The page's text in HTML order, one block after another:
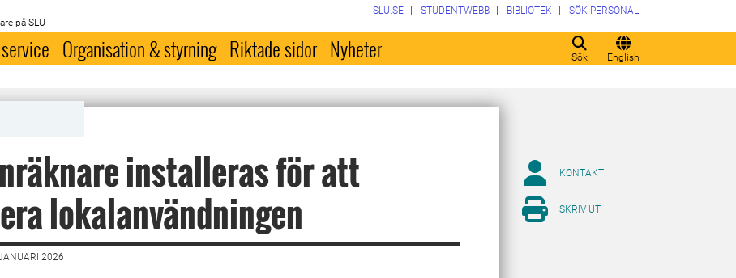
på SLU
Sök English
SLU.SE STUDENTWEBB BIBLIOTEK SÖK PERSONAL
Organisation & styrning Riktade sidor Nyheter
installeras för att
lokalanvändningen
2026
KONTAKT
SKRIV UT